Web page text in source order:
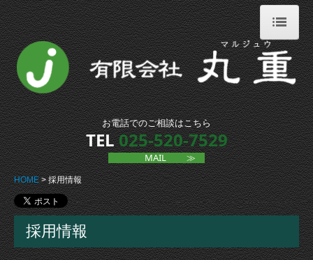
HOME
会社概要
業務内容
重量物運搬
移動据付工事
鳶土工事
ひきや工事
お電話でのご相談はこちら
TEL025-520-7529
MAIL ≫
HOME 採用情報
採用情報